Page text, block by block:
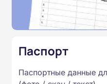
Паспорт
Паспортные данные